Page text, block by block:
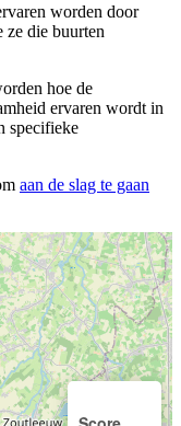
worden door
die buurten
hoe de
ervaren wordt in
specifieke
aan de slag te gaan